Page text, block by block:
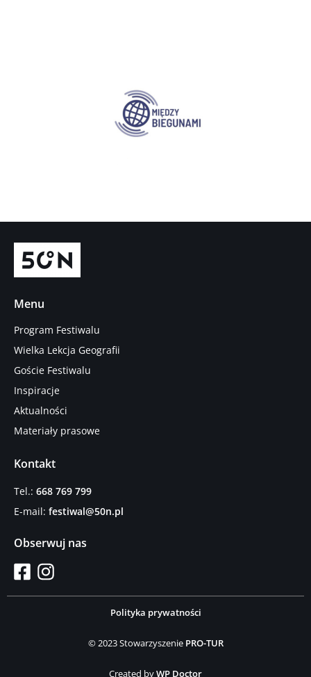
Menu
Program Festiwalu
Wielka Lekcja Geografii
Goście Festiwalu
Inspiracje
Aktualności
Materiały prasowe
Kontakt
Tel.: 668 769 799
E-mail: festiwal@50n.pl
Obserwuj nas
Polityka prywatności
© 2023 Stowarzyszenie PRO-TUR
Created byWP Doctor